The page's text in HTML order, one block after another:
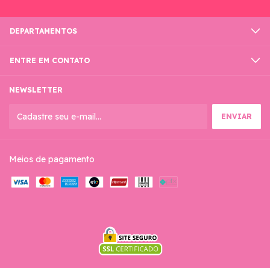
DEPARTAMENTOS
ENTRE EM CONTATO
NEWSLETTER
Meios de pagamento